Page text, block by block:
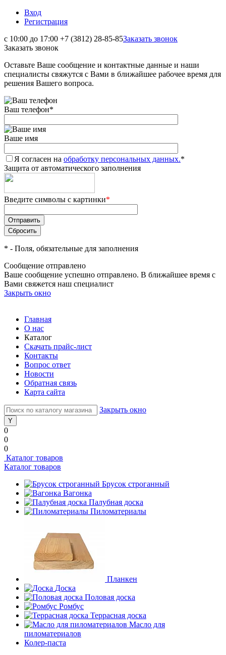
Вход
Регистрация
с 10:00 до 17:00 +7 (3812) 28-85-85Заказать звонок
Заказать звонок
Оставьте Ваше сообщение и контактные данные и наши
специалисты свяжутся с Вами в ближайшее рабочее время для
решения Вашего вопроса.
Ваш телефон*
Ваше имя
Я согласен на обработку персональных данных.*
Защита от автоматического заполнения
Введите символы с картинки*
* - Поля, обязательные для заполнения
Сообщение отправлено
Ваше сообщение успешно отправлено. В ближайшее время с
Вами свяжется наш специалист
Закрыть окно
Главная
О нас
Каталог
Скачать прайс-лист
Контакты
Вопрос ответ
Новости
Обратная связь
Карта сайта
Закрыть окно
0
0
0
Каталог товаров
Каталог товаров
Брусок строганный
Вагонка
Палубная доска
Пиломатериалы
Планкен
Доска
Половая доска
Ромбус
Террасная доска
Масло для
пиломатериалов
Колер-паста